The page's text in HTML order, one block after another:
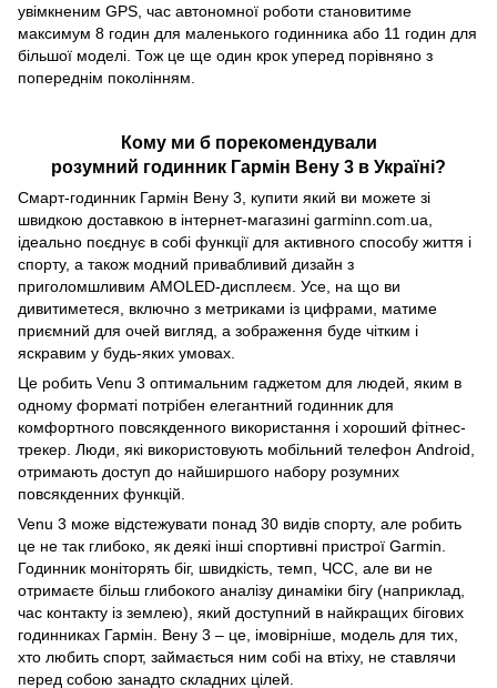
увімкненим GPS, час автономної роботи становитиме
максимум 8 годин для маленького годинника або 11 годин для
більшої моделі. Тож це ще один крок уперед порівняно з
попереднім поколінням.
Кому ми б порекомендували
розумний годинник Гармін Вену 3 в Україні?
Смарт-годинник Гармін Вену 3, купити який ви можете зі
швидкою доставкою в інтернет-магазині garminn.com.ua,
ідеально поєднує в собі функції для активного способу життя і
спорту, а також модний привабливий дизайн з
приголомшливим AMOLED-дисплеєм. Усе, на що ви
дивитиметеся, включно з метриками із цифрами, матиме
приємний для очей вигляд, а зображення буде чітким і
яскравим у будь-яких умовах.
Це робить Venu 3 оптимальним гаджетом для людей, яким в
одному форматі потрібен елегантний годинник для
комфортного повсякденного використання і хороший фітнес-
трекер. Люди, які використовують мобільний телефон Android,
отримають доступ до найширшого набору розумних
повсякденних функцій.
Venu 3 може відстежувати понад 30 видів спорту, але робить
це не так глибоко, як деякі інші спортивні пристрої Garmin.
Годинник моніторять біг, швидкість, темп, ЧСС, але ви не
отримаєте більш глибокого аналізу динаміки бігу (наприклад,
час контакту із землею), який доступний в найкращих бігових
годинниках Гармін. Вену 3 – це, імовірніше, модель для тих,
хто любить спорт, займається ним собі на втіху, не ставлячи
перед собою занадто складних цілей.